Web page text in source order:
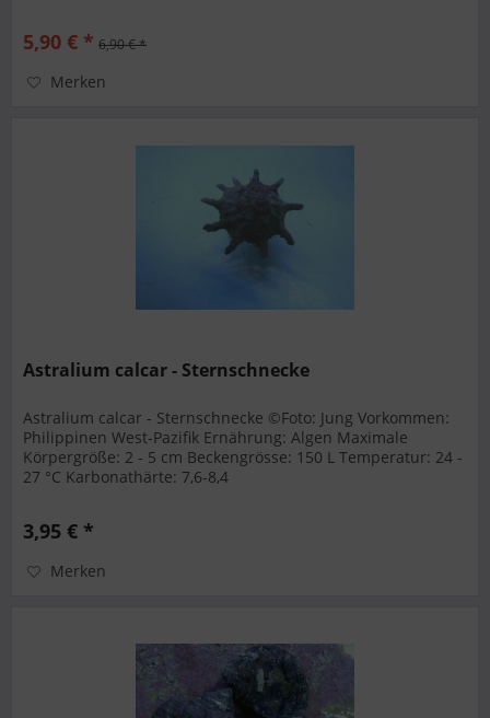
5,90 € * 6,90 € *
Merken
Astralium calcar - Sternschnecke
Astralium calcar - Sternschnecke ©Foto: Jung Vorkommen:
Philippinen West-Pazifik Ernährung: Algen Maximale
Körpergröße: 2 - 5 cm Beckengrösse: 150 L Temperatur: 24 -
27 °C Karbonathärte: 7,6-8,4
3,95 € *
Merken